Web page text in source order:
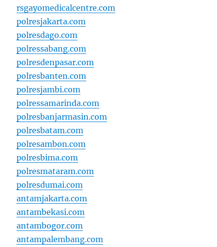
rsgayomedicalcentre.com
polresjakarta.com
polresdago.com
polressabang.com
polresdenpasar.com
polresbanten.com
polresjambi.com
polressamarinda.com
polresbanjarmasin.com
polresbatam.com
polresambon.com
polresbima.com
polresmataram.com
polresdumai.com
antamjakarta.com
antambekasi.com
antambogor.com
antampalembang.com